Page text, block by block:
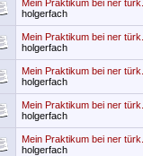
Mein Praktikum bei ner
holgerfach
Mein Praktikum bei ner
holgerfach
Mein Praktikum bei ner
holgerfach
Mein Praktikum bei ner
holgerfach
Mein Praktikum bei ner
holgerfach